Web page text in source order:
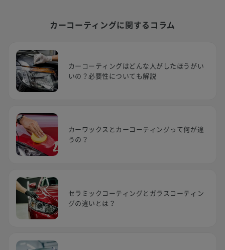
カーコーティングに関するコラム
カーコーティングはどんな人がしたほうがい
いの？必要性についても解説
カーワックスとカーコーティングって何が違
うの？
セラミックコーティングとガラスコーティン
グの違いとは？